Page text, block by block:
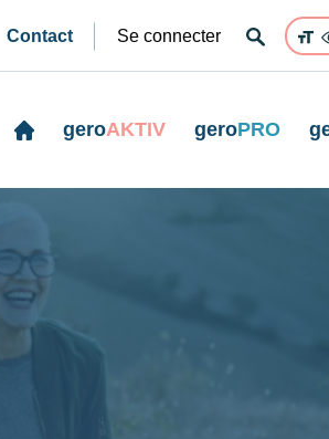
Contact Se connecter
geroAKTIV geroPRO